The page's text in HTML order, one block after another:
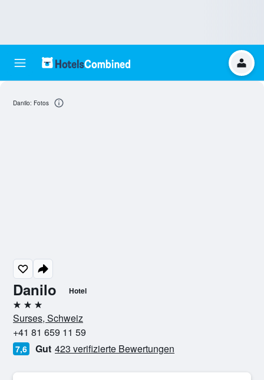
Danilo Hotel
3 Sterne
Surses, Schweiz
+41 81 659 11 59
7,6 Gut 423 verifizierte Bewertungen
Danilo: Fotos